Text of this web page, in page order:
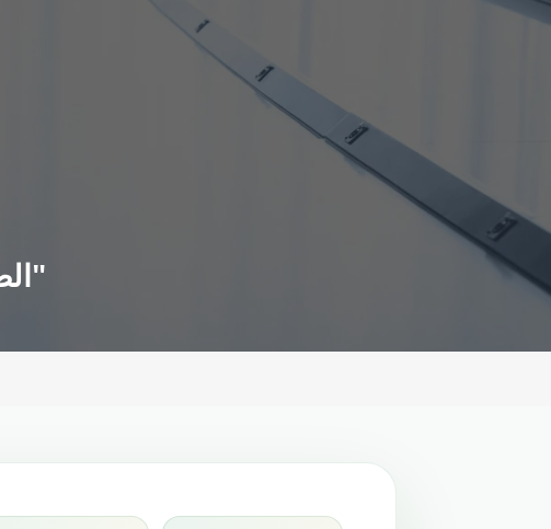
الصحة العالمية: خطورة متحورة أوميكرون لا تزال "عالية جدا"